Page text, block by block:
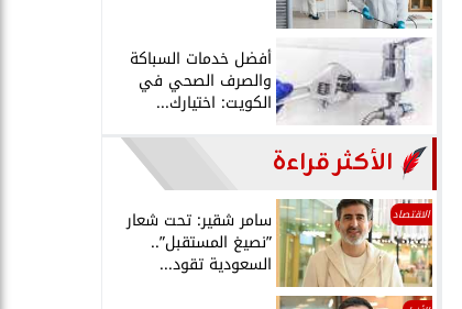
أفضل خدمات السباكة
والصرف الصحي في
الكويت: اختيارك...
الأكثر قراءة
الاقتصاد سامر شقير: تحت شعار
”نصيغ المستقبل”..
السعودية تقود...